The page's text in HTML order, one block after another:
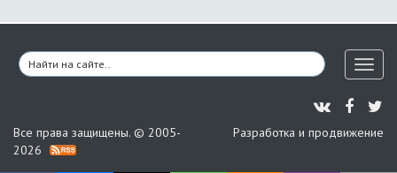
Все права защищены. © 2005-
2026
Разработка и продвижение